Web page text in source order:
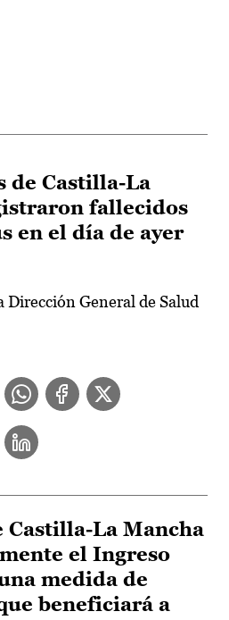
de Castilla-La
fallecidos
en el día de ayer
Dirección General de Salud
Castilla-La Mancha
el Ingreso
medida de
beneficiará a